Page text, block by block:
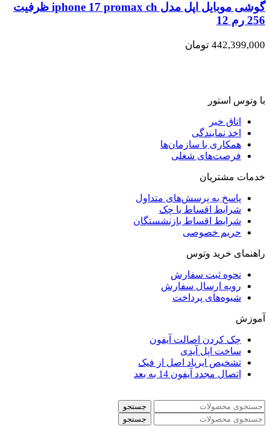
گوشی موبایل اپل مدل iphone 17 promax ch ظرفیت
256 رم 12
442,399,000 تومان
با وتوس استور
اتاق خبر
اخذ نمایندگی
همکاری با سازمان‌ها
فرصت‌های شغلی
خدمات مشتریان
پاسخ به پرسش‌های متداول
شرایط اقساط با چک
شرایط اقساط بازنشستگان
حریم خصوصی
راهنمای خرید وتوس
نحوه ثبت سفارش
رویه ارسال سفارش
شیوه‌های پرداخت
آموزش
چک کردن اصالت آیفون
ساخت اپل آیدی
تشخیص ایرپاد اصل از فیک
اتصال مجدد آیفون 14 به بعد
جستجو
جستجو